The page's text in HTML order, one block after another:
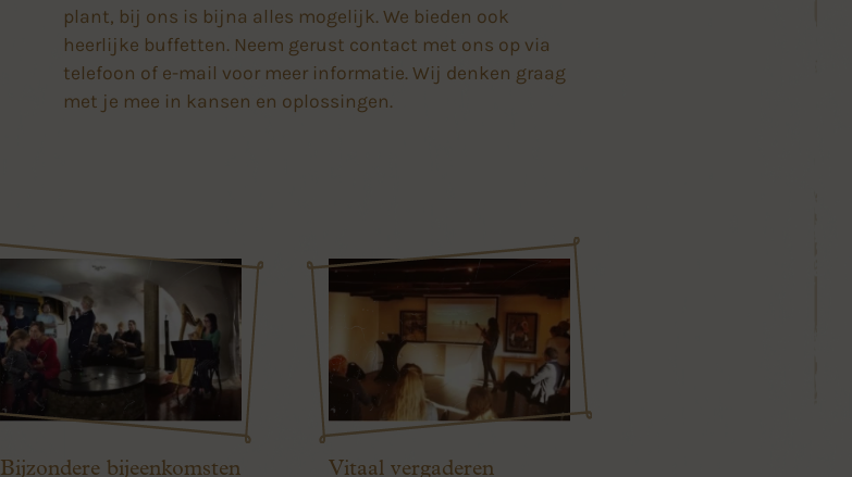
plant, bij ons is bijna alles mogelijk. We bieden ook
heerlijke buffetten. Neem gerust contact met ons op via
telefoon of e-mail voor meer informatie. Wij denken graag
met je mee in kansen en oplossingen.
Bijzondere bijeenkomsten Vitaal vergaderen